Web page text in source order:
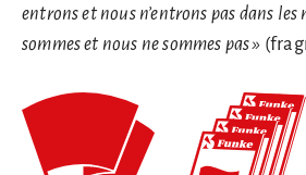
entrons et nous n’entrons pas dans les
sommes et nous ne sommes pas »